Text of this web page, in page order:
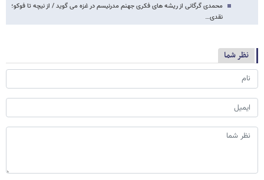
محمدی گرگانی از ریشه های فکری جهنم مدرنیسم در غزه می گوید / از نیچه تا فوکو؛
نقدی…
نظر شما